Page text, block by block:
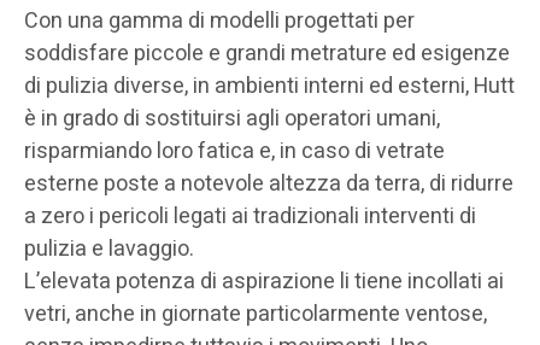
Con una gamma di modelli progettati per
soddisfare piccole e grandi metrature ed esigenze
di pulizia diverse, in ambienti interni ed esterni, Hutt
è in grado di sostituirsi agli operatori umani,
risparmiando loro fatica e, in caso di vetrate
esterne poste a notevole altezza da terra, di ridurre
a zero i pericoli legati ai tradizionali interventi di
pulizia e lavaggio.
L’elevata potenza di aspirazione li tiene incollati ai
vetri, anche in giornate particolarmente ventose,